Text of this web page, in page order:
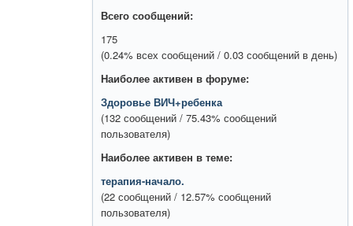
Всего сообщений:
175
(0.24% всех сообщений / 0.03 сообщений в день)
Наиболее активен в форуме:
Здоровье ВИЧ+ребенка
(132 сообщений / 75.43% сообщений
пользователя)
Наиболее активен в теме:
терапия-начало.
(22 сообщений / 12.57% сообщений
пользователя)